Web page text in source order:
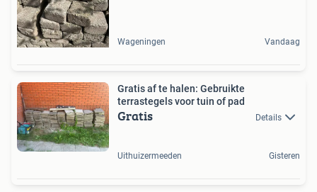
Wageningen Vandaag
Gratis af te halen: Gebruikte
terrastegels voor tuin of pad
Gratis Details
Uithuizermeeden Gisteren